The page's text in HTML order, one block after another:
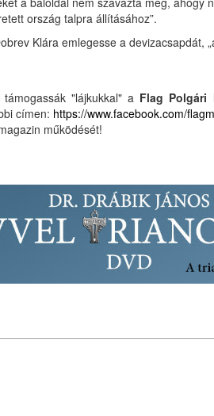
ország talpra állításához”.
Klára emlegesse a devizacsapdát,
"lájkukkal" a Flag Polgári
címen: https://www.facebook.com/
működését!